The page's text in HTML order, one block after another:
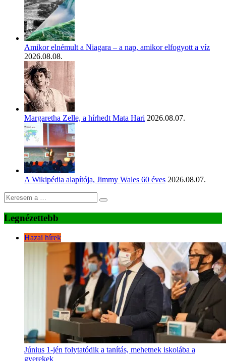
Amikor elnémult a Niagara – a nap, amikor elfogyott a víz
2026.08.08.
Margaretha Zelle, a hírhedt Mata Hari 2026.08.07.
A Wikipédia alapítója, Jimmy Wales 60 éves 2026.08.07.
Legnézettebb
Hazai hírek
Június 1-jén folytatódik a tanítás, mehetnek iskolába a
gyerekek